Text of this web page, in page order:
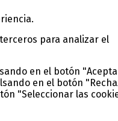
para analizar el
en el botón
en el botón
"Seleccionar las
de actos de la Biblioteca
por parte de la
problemas que sufre este
tanto económica